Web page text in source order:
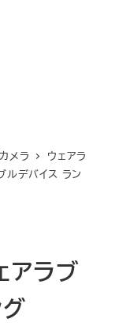
メラ
ウェアラ
ルデバイス ラン
アラブ